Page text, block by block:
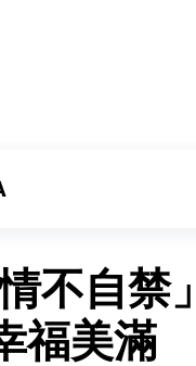
不自禁
福美滿